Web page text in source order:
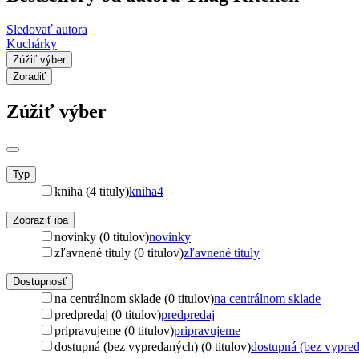
Sledovať autora
Kuchárky
Zúžiť výber
Zoradiť
Zúžiť výber
Typ
kniha (4 tituly)kniha4
Zobraziť iba
novinky (0 titulov)novinky
zľavnené tituly (0 titulov)zľavnené tituly
Dostupnosť
na centrálnom sklade (0 titulov)na centrálnom sklade
predpredaj (0 titulov)predpredaj
pripravujeme (0 titulov)pripravujeme
dostupná (bez vypredaných) (0 titulov)dostupná (bez